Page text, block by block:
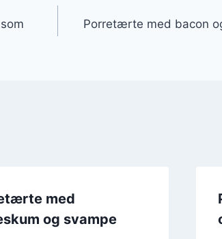
Porretærte med bacon
med
og svampe